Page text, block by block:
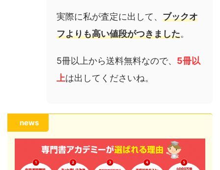
実際に私が査定に出して、 ブックオ
フよりも高い値段がつきました。
5冊以上から送料無料なので、 5冊以
上は出してくださいね。
news